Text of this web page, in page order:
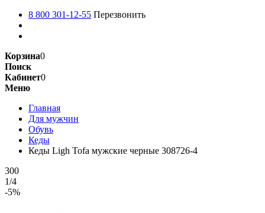
8 800 301-12-55 Перезвонить
Корзина0
Поиск
Кабинет0
Меню
Главная
Для мужчин
Обувь
Кеды
Кеды Ligh Tofa мужские черные 308726-4
300
1/4
-5%